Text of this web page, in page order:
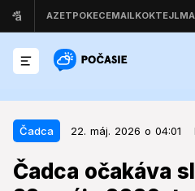
Čadca 22. máj. 2026 o 04:01
Čadca očakáva
Čadca 22. máj. 2026 o
Čadca očakáva
mája 2026,